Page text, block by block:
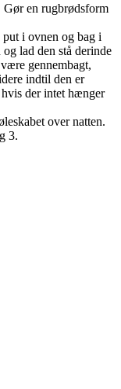
en rugbrødsform
i ovnen og bag i
lad den stå derinde
gennembagt,
indtil den er
der intet hænger
over natten.
3.